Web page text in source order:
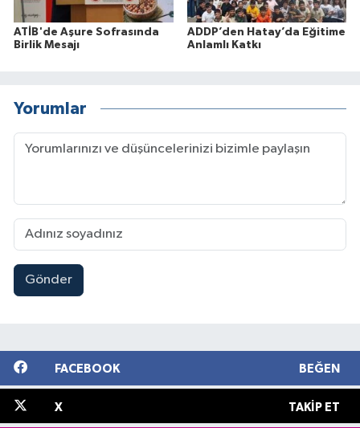
ATİB'de Aşure Sofrasında
Birlik Mesajı
ADDP’den Hatay’da Eğitime
Anlamlı Katkı
Yorumlar
Gönder
FACEBOOK BEĞEN
X TAKIP ET